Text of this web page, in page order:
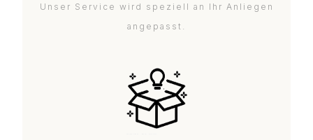
Unser Service wird speziell an Ihr Anliegen
angepasst.